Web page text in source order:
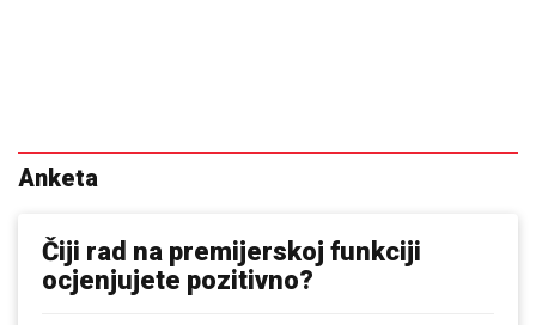
Anketa
Čiji rad na premijerskoj funkciji
ocjenjujete pozitivno?